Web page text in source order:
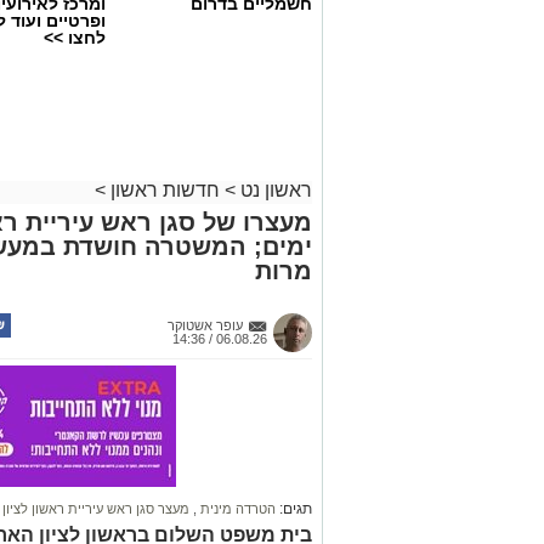
צילומים: משרד הבריאות
משרד הבריאות פרסם אזהרה לציבור
במסגרת מבצע פיקוח שנערך בתשעה
האזהרה מתפרסמת לאחר שבדיקות
במהלך המבצע, ובהמשך להודעת משרד
בין המוצרים שנמצאו ואינם רשומים
ופרטיים ועוד
לחצו >>
ראשון נט > חדשות ראשון >
מעצרו של סגן ראש עיריית
ימים; המשטרה חושדת
מרות
עופר אשטוקר
06.08.26 / 14:36
תגים: הטרדה מינית מעצר סגן ראש עיריית ראשון לציון
בית משפט השלום בראשון לציון